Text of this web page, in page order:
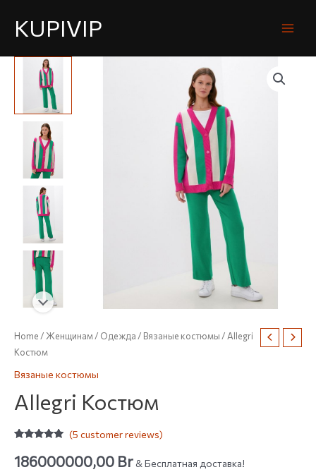
KUPIVIP
Home/Женщинам/ Одежда/ Вязаные костюмы/ Allegri
Костюм
Вязаные костюмы
Allegri Костюм
out of 5
based on
(5 customer reviews)
186000000,00 Br& Бесплатная доставка!